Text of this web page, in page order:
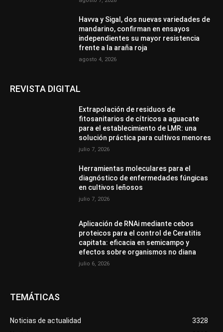
Havva y Sigal, dos nuevas variedades de
mandarino, confirman en ensayos
independientes su mayor resistencia
frente a la araña roja
agosto 4, 2026
REVISTA DIGITAL
Extrapolación de residuos de
fitosanitarios de cítricos a aguacate
para el establecimiento de LMR: una
solución práctica para cultivos menores
julio 7, 2026
Herramientas moleculares para el
diagnóstico de enfermedades fúngicas
en cultivos leñosos
julio 7, 2026
Aplicación de RNAi mediante cebos
proteicos para el control de Ceratitis
capitata: eficacia en semicampo y
efectos sobre organismos no diana
julio 6, 2026
TEMÁTICAS
Noticias de actualidad
3328